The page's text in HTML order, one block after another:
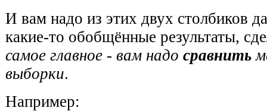
И вам надо из этих двух столбиков
какие-то обобщённые результаты,
самое главное - вам надо сравнить
выборки.
Например: